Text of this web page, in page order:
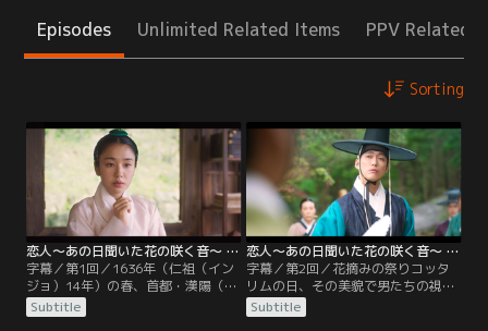
Episodes Unlimited Related Items PPV Related
Sorting
恋人～あの日聞いた花の咲く音～ 第01話／字幕
字幕／第1回／1636年（仁祖（イン
ジョ）14年）の春、首都・漢陽（ハ
ニャン）から離れた平和な村ヌング
ン里。そこに住む両班（ヤンバン）
Subtitle
恋人～あの日聞いた花の咲く音～ 第02話／字幕
字幕／第2回／花摘みの祭りコッタ
リムの日、その美貌で男たちの視線
を釘付けにするギルチェ。一方、ヌ
ングン里に現れた謎の男イ・ジャン
Subtitle